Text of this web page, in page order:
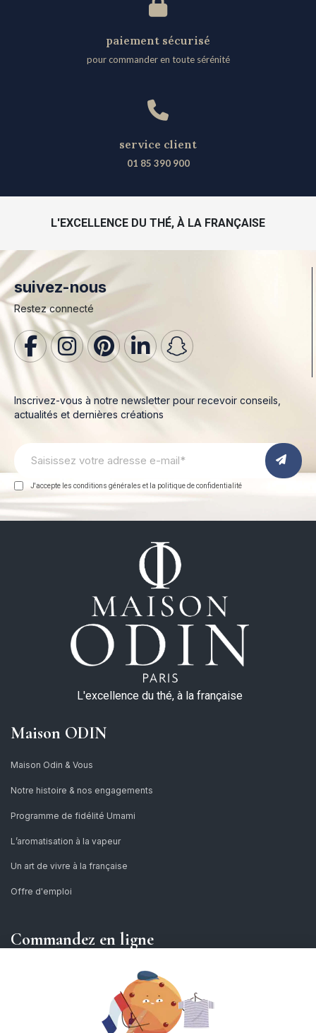
paiement sécurisé
pour commander en toute sérénité
service client
01 85 390 900
L'EXCELLENCE DU THÉ, À LA FRANÇAISE
suivez-nous
Restez connecté
Inscrivez-vous à notre newsletter pour recevoir conseils,
actualités et dernières créations
J'accepte les conditions générales et la politique de confidentialité
L'excellence du thé, à la française
Maison ODIN
Maison Odin & Vous
Notre histoire & nos engagements
Programme de fidélité Umami
L’aromatisation à la vapeur
Un art de vivre à la française
Offre d'emploi
Commandez en ligne
Explorez le Thé
Les familles de thé
Culture du thé